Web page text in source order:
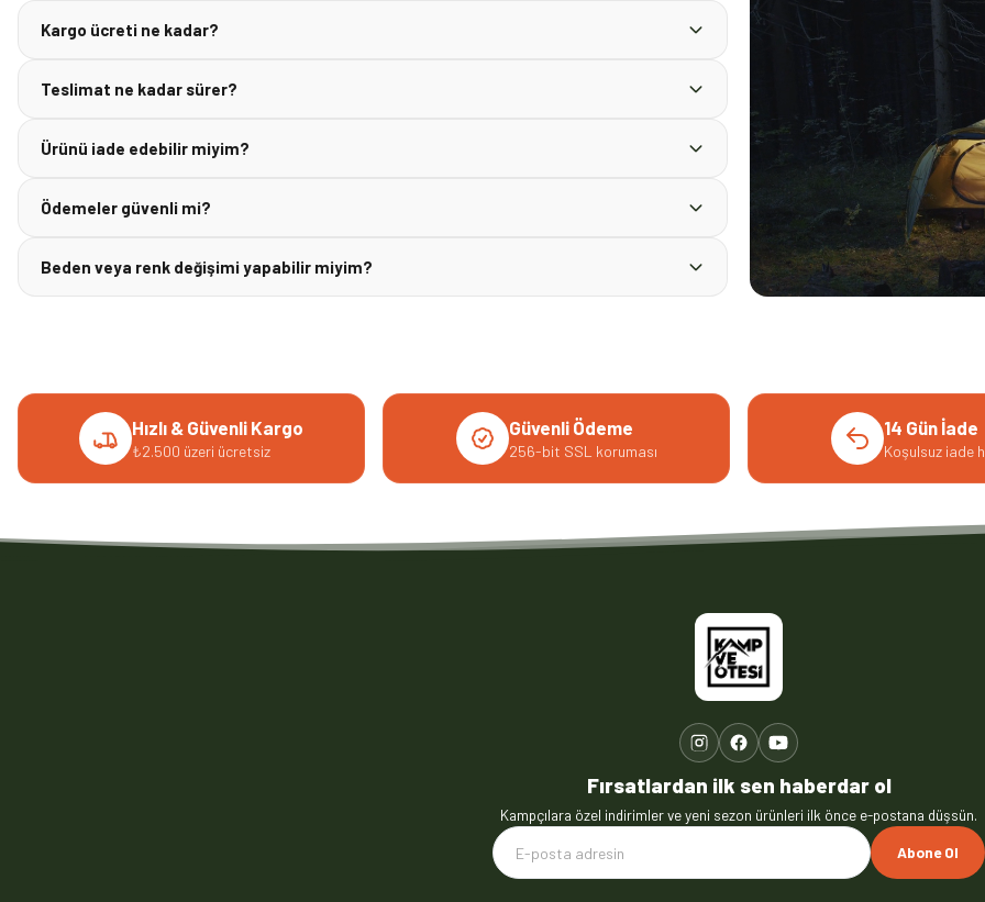
Kargo ücreti ne kadar?
Teslimat ne kadar sürer?
Ürünü iade edebilir miyim?
Ödemeler güvenli mi?
Beden veya renk değişimi yapabilir miyim?
Hızlı & Güvenli Kargo
₺2.500 üzeri ücretsiz
Güvenli Ödeme
256-bit SSL koruması
14 Gün İade
Koşulsuz iade
Fırsatlardan ilk sen haberdar ol
Kampçılara özel indirimler ve yeni sezon ürünleri ilk önce e-postana düşsün.
Abone Ol